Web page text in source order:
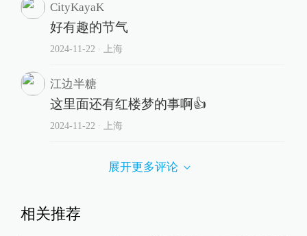
CityKayaK
好有趣的节气
2024-11-22 ∙ 上海
江边半糖
这里面还有红楼梦的事啊👍
2024-11-22 ∙ 上海
展开更多评论
相关推荐